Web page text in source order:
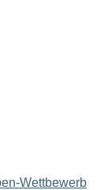
Wettbewerb